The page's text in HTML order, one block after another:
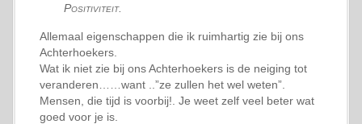
Positiviteit.
Allemaal eigenschappen die ik ruimhartig zie bij ons
Achterhoekers.
Wat ik niet zie bij ons Achterhoekers is de neiging tot
veranderen……want ..”ze zullen het wel weten”.
Mensen, die tijd is voorbij!. Je weet zelf veel beter wat
goed voor je is.